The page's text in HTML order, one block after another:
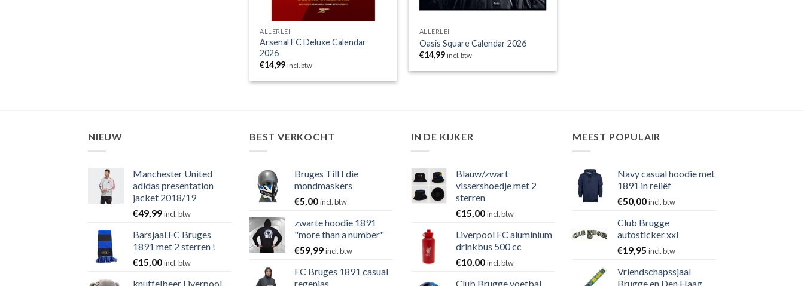
ALLERLEI
Arsenal FC Deluxe Calendar
2026
€14,99 incl. btw
ALLERLEI
Oasis Square Calendar 2026
€14,99 incl. btw
NIEUW
Manchester United
adidas presentation
jacket 2018/19
€49,99incl. btw
Barsjaal FC Bruges
1891 met 2 sterren !
€15,00incl. btw
knuffelbeer Liverpool
BEST VERKOCHT
Bruges Till I die
mondmaskers
€5,00incl. btw
zwarte hoodie 1891
"more than a number"
€59,99incl. btw
FC Bruges 1891 casual
regenjas
IN DE KIJKER
Blauw/zwart
vissershoedje met 2
sterren
€15,00incl. btw
Liverpool FC aluminium
drinkbus 500 cc
€10,00incl. btw
Club Brugge voetbal
MEEST POPULAIR
Navy casual hoodie met
1891 in reliëf
€50,00incl. btw
Club Brugge
autosticker xxl
€19,95 incl. btw
Vriendschapssjaal
Brugge en Den Haag